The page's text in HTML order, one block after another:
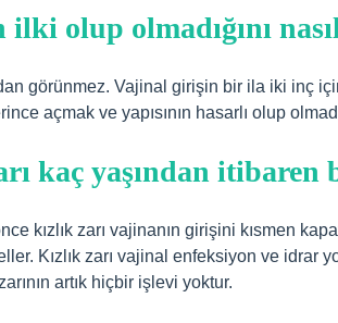
ilki olup olmadığını
görünmez. Vajinal girişin bir ila iki inç
açmak ve yapısının hasarlı olup
kaç yaşından itibaren
kızlık zarı vajinanın girişini kısmen
Kızlık zarı vajinal enfeksiyon ve idrar
artık hiçbir işlevi yoktur.